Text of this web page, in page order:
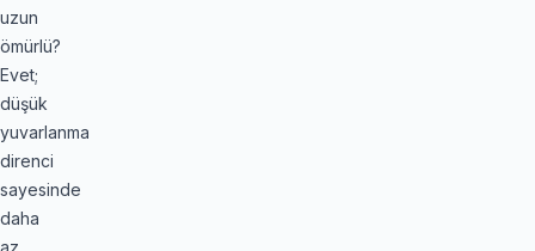
uzun
ömürlü?
Evet;
düşük
yuvarlanma
direnci
sayesinde
daha
az